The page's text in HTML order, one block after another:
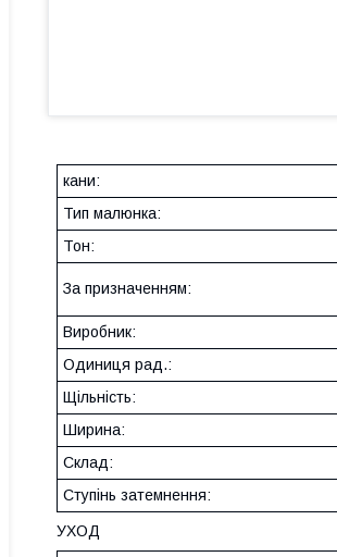
кани:
Тип малюнка:
Тон:
За призначенням:
Виробник:
Одиниця рад.:
Щільність:
Ширина:
Склад:
Ступінь затемнення:
УХОД